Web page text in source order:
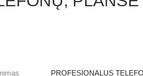
PROFESIONALUS